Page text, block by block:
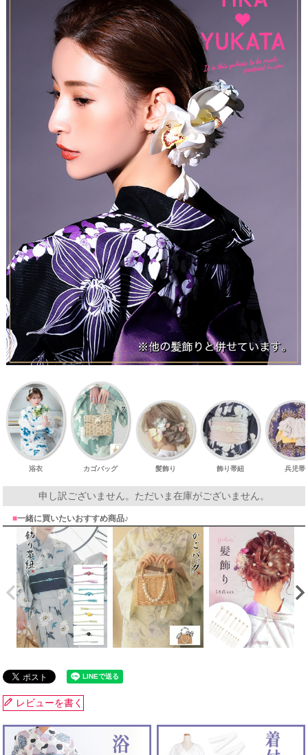
浴衣 カゴバッグ 髪飾り 飾り帯紐 兵児帯
申し訳ございません。ただいま在庫がございません。
■一緒に買いたいおすすめ商品♪
レビューを書く